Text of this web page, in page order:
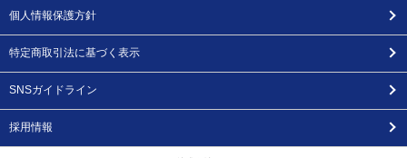
個人情報保護方針
特定商取引法に基づく表示
SNSガイドライン
採用情報